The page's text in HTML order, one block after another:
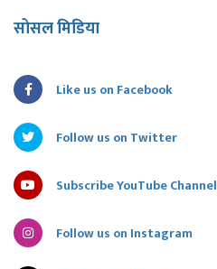
सोसल मिडिया
Like us on Facebook
Follow us on Twitter
Subscribe YouTube Channel
Follow us on Instagram